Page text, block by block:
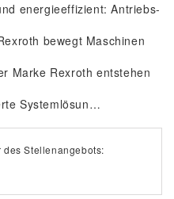
energieeffizient: Antriebs-
bewegt Maschinen
Marke Rexroth entstehen
Systemlösun…
Stellenangebots: